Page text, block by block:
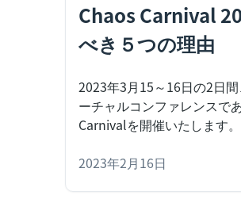
Chaos Carnival
べき５つの理由
2023年3月15～16日の2日
ーチャルコンファレンスで
Carnivalを開催いたします
き５つの理由を紹介します。
2023年2月16日